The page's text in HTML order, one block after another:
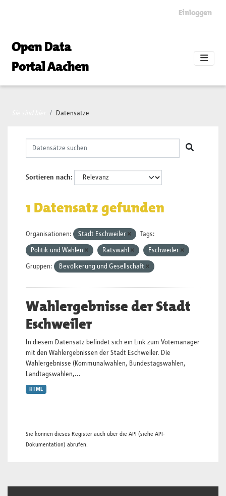
Einloggen
Open Data
Portal Aachen
Datensätze
Sortieren nach
1 Datensatz gefunden
Organisationen: Stadt Eschweiler Tags:
Politik und Wahlen Ratswahl Eschweiler
Gruppen: Bevölkerung und Gesellschaft
Wahlergebnisse der Stadt
Eschweiler
In diesem Datensatz befindet sich ein Link zum Votemanager
mit den Wahlergebnissen der Stadt Eschweiler. Die
Wahlergebnisse (Kommunalwahlen, Bundestagswahlen,
Landtagswahlen,...
HTML
Sie können dieses Register auch über die API (siehe API-
Dokumentation) abrufen.